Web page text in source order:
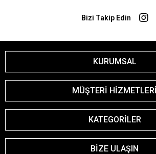
Bizi Takip Edin
KURUMSAL
MÜŞTERİ HİZMETLERİ
KATEGORİLER
BİZE ULAŞIN